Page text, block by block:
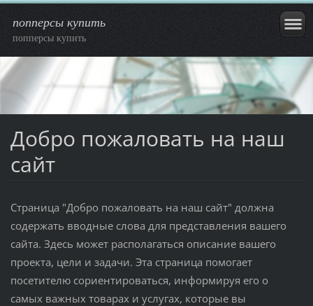
попперсы купить
попперсы купить
Добро пожаловать на наш
сайт
Страница "Добро пожаловать на наш сайт" должна
содержать вводные слова для представления вашего
сайта. Здесь может располагаться описание вашего
проекта, цели и задачи. Эта страница помогает
посетителю сориентироваться, информируя его о
самых важных товарах и услугах, которые вы